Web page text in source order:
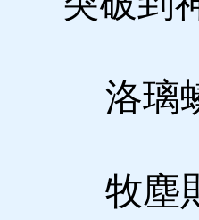
洛璃
牧塵